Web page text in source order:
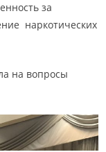
за
наркотических
на вопросы